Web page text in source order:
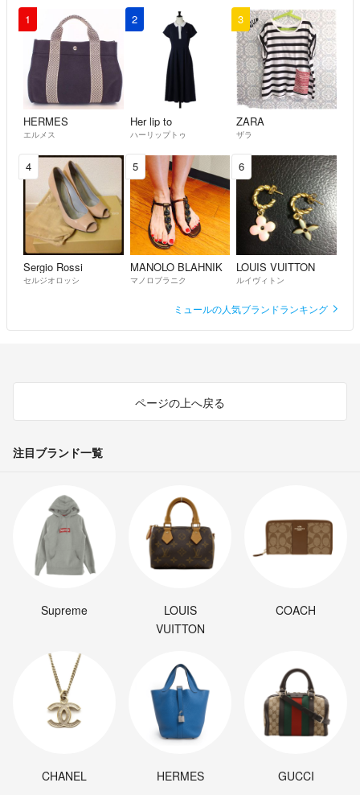
1
HERMES
エルメス
2
Her lip to
ハーリップトゥ
3
ZARA
ザラ
4
Sergio Rossi
セルジオロッシ
5
MANOLO BLAHNIK
マノロブラニク
6
LOUIS VUITTON
ルイヴィトン
ミュールの人気ブランドランキング
ページの上へ戻る
注目ブランド一覧
Supreme
LOUIS
VUITTON
COACH
CHANEL HERMES GUCCI